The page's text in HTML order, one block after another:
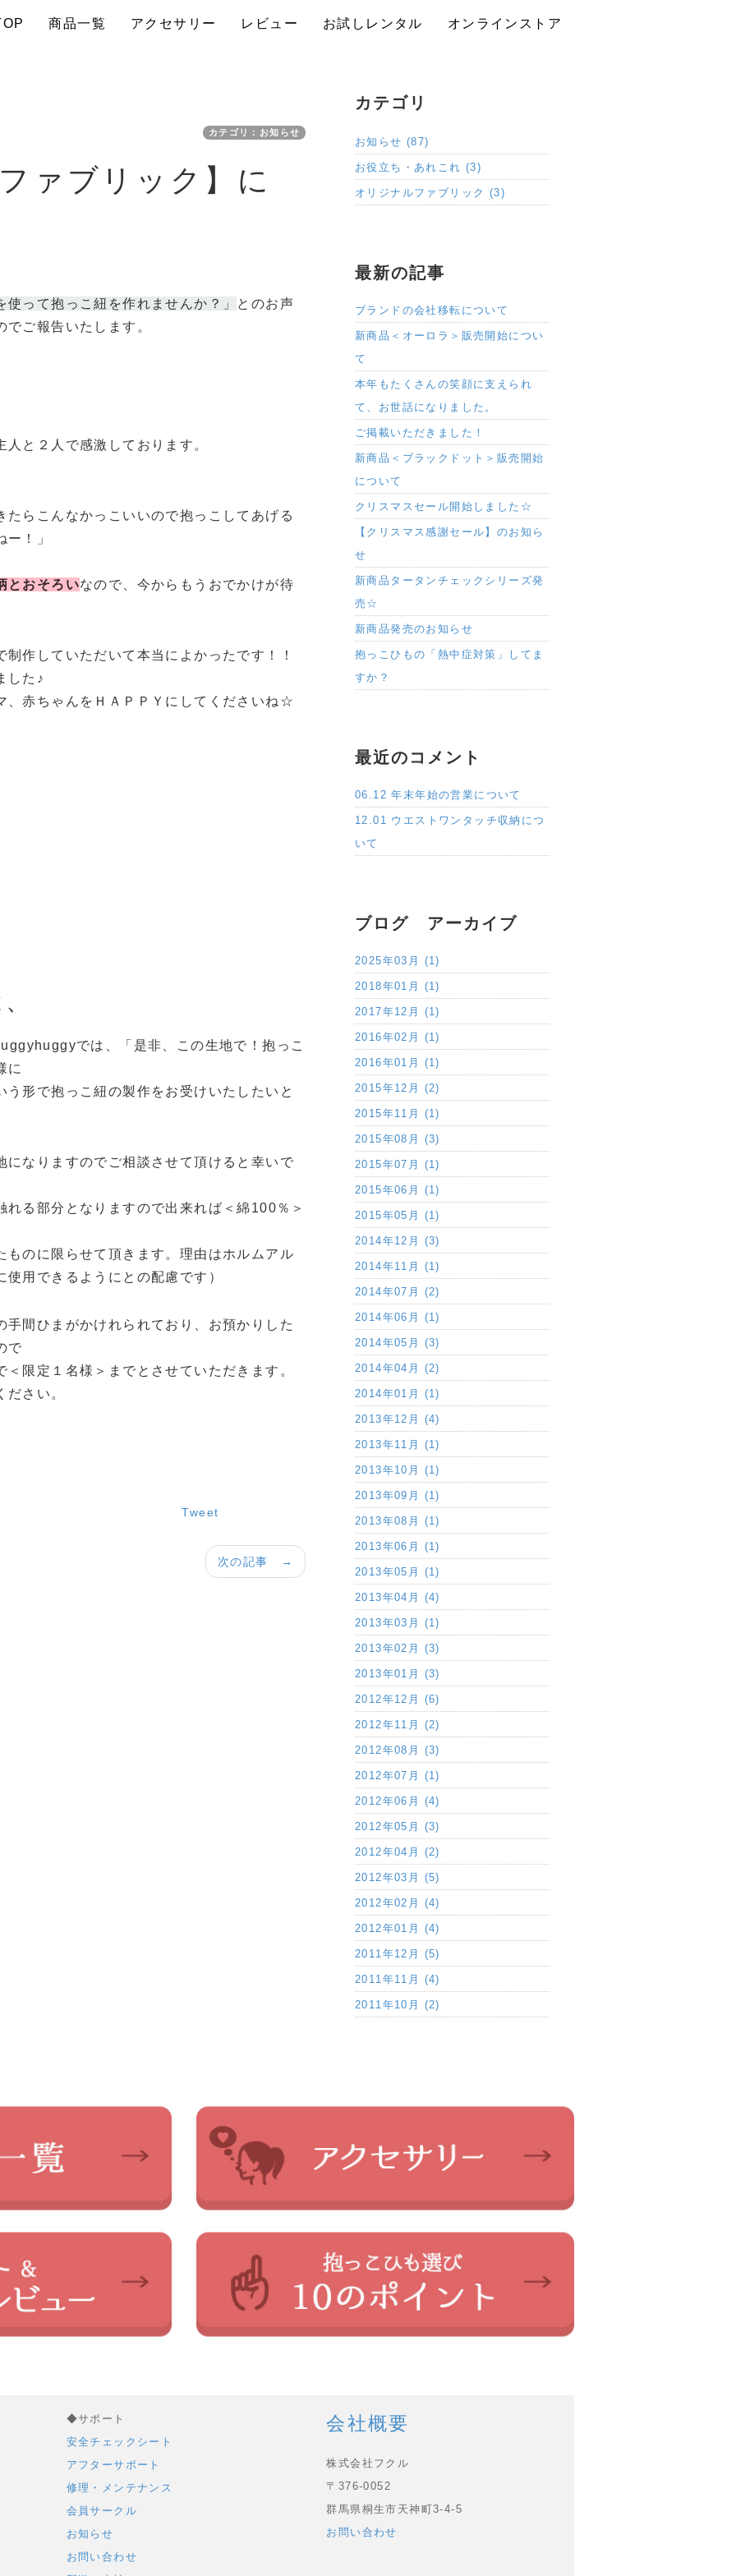
商品一覧 アクセサリー レビュー お試しレンタル オンラインストア
カテゴリ：お知らせ
ァブリック】に
使って抱っこ紐を作れませんか？」とのお声
ご報告いたします。
と２人で感激しております。
たらこんなかっこいいので抱っこしてあげる
！」
とおそろいなので、今からもうおでかけが待
作していただいて本当によかったです！！
した♪
、赤ちゃんをＨＡＰＰＹにしてくださいね☆
では、「是非、この生地で！抱っこ
に
う形で抱っこ紐の製作をお受けいたしたいと
になりますのでご相談させて頂けると幸いで
る部分となりますので出来れば＜綿100％＞
ものに限らせて頂きます。理由はホルムアル
用できるようにとの配慮です）
間ひまがかけれられており、お預かりした
で
限定１名様＞までとさせていただきます。
ださい。
Tweet
次の記事 →
カテゴリ
お知らせ (87)
お役立ち・あれこれ (3)
オリジナルファブリック (3)
最新の記事
ブランドの会社移転について
新商品＜オーロラ＞販売開始につい
て
本年もたくさんの笑顔に支えられ
て、お世話になりました。
ご掲載いただきました！
新商品＜ブラックドット＞販売開始
について
クリスマスセール開始しました☆
【クリスマス感謝セール】のお知ら
せ
新商品タータンチェックシリーズ発
売☆
新商品発売のお知らせ
抱っこひもの「熱中症対策」してま
すか？
最近のコメント
06.12 年末年始の営業について
12.01 ウエストワンタッチ収納につ
いて
ブログ アーカイブ
2025年03月 (1)
2018年01月 (1)
2017年12月 (1)
2016年02月 (1)
2016年01月 (1)
2015年12月 (2)
2015年11月 (1)
2015年08月 (3)
2015年07月 (1)
2015年06月 (1)
2015年05月 (1)
2014年12月 (3)
2014年11月 (1)
2014年07月 (2)
2014年06月 (1)
2014年05月 (3)
2014年04月 (2)
2014年01月 (1)
2013年12月 (4)
2013年11月 (1)
2013年10月 (1)
2013年09月 (1)
2013年08月 (1)
2013年06月 (1)
2013年05月 (1)
2013年04月 (4)
2013年03月 (1)
2013年02月 (3)
2013年01月 (3)
2012年12月 (6)
2012年11月 (2)
2012年08月 (3)
2012年07月 (1)
2012年06月 (4)
2012年05月 (3)
2012年04月 (2)
2012年03月 (5)
2012年02月 (4)
2012年01月 (4)
2011年12月 (5)
2011年11月 (4)
2011年10月 (2)
◆サポート
安全チェックシート
アフターサポート
修理・メンテナンス
会員サークル
お知らせ
お問い合わせ
会社概要
株式会社フクル
〒376-0052
群馬県桐生市天神町3-4-5
お問い合わせ